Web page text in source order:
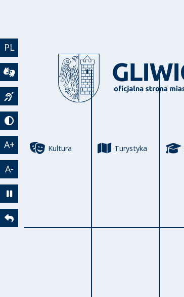
PL
Wideotłumacz
Język migowy
Tryb kontrastowy
A+
A-
Zatrzymaj animację
Powrót
Kultura Turystyka